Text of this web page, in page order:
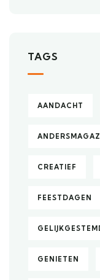
TAGS
AANDACHT
CREATIEF
FEESTDAGEN
GENIETEN